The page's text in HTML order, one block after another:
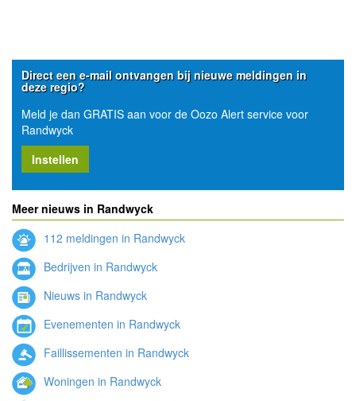
Direct een e-mail ontvangen bij nieuwe meldingen in
deze regio?
Meld je dan GRATIS aan voor de Oozo Alert service voor
Randwyck
Instellen
Meer nieuws in Randwyck
112 meldingen in Randwyck
Bedrijven in Randwyck
Nieuws in Randwyck
Evenementen in Randwyck
Faillissementen in Randwyck
Woningen in Randwyck